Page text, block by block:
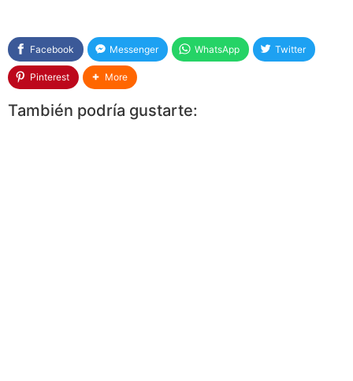
Facebook Messenger WhatsApp Twitter
Pinterest More
También podría gustarte: